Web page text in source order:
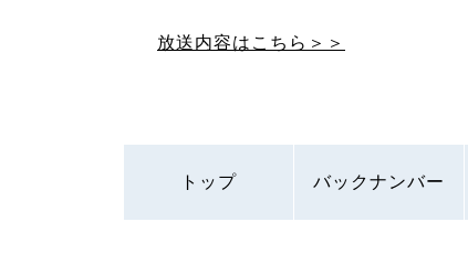
放送内容はこちら＞＞
トップ バックナンバー